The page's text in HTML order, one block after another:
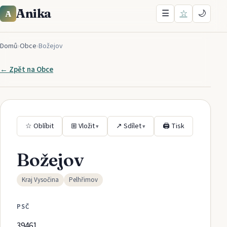
A Anika ☰ ☆ 🌙
Domů›Obce›Božejov
← Zpět na Obce
☆ Oblíbit ⊞ Vložit▾ ↗ Sdílet▾ 🖨 Tisk
Božejov
Kraj Vysočina Pelhřimov
PSČ